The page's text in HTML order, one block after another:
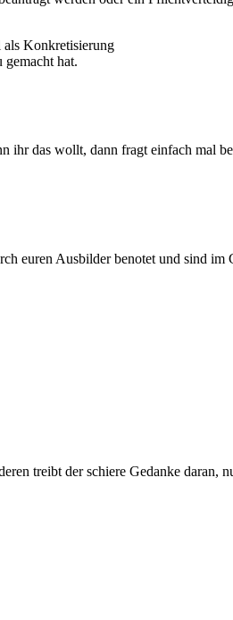
als Konkretisierung
hat.
ihr das wollt, dann fragt einfach mal
euren Ausbilder benotet und sind im
treibt der schiere Gedanke daran,